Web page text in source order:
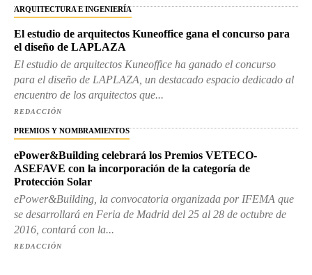
ARQUITECTURA E INGENIERÍA
El estudio de arquitectos Kuneoffice gana el concurso para
el diseño de LAPLAZA
El estudio de arquitectos Kuneoffice ha ganado el concurso
para el diseño de LAPLAZA, un destacado espacio dedicado al
encuentro de los arquitectos que...
REDACCIÓN
PREMIOS Y NOMBRAMIENTOS
ePower&Building celebrará los Premios VETECO-
ASEFAVE con la incorporación de la categoría de
Protección Solar
ePower&Building, la convocatoria organizada por IFEMA que
se desarrollará en Feria de Madrid del 25 al 28 de octubre de
2016, contará con la...
REDACCIÓN